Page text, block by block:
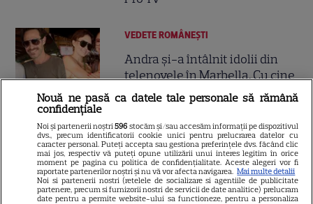
8
VEDETE ROMÂNEŞTI
Andra și-a întâlnit idolii din
telenovele în Marbella. Cu cine
a luat prânzul artista: „Îi
urmăream în urmă cu ani”
VEDETE ROMÂNEŞTI
Laura Cosoi, declarație
emoționantă după nașterea
Nouă ne pasă ca datele tale personale să rămână
confidențiale
Noi și partenerii noștri596 stocăm și/sau accesăm informații pe dispozitivul
dvs., precum identificatorii cookie unici pentru prelucrarea datelor cu
caracter personal. Puteți accepta sau gestiona preferințele dvs. făcând clic
mai jos, respectiv vă puteți opune utilizării unui interes legitim în orice
moment pe pagina cu politica de confidențialitate. Aceste alegeri vor fi
raportate partenerilor noștri și nu vă vor afecta navigarea. Mai multe detalii
Noi si partenerii nostri (retelele de socializare si agentiile de publicitate
partenere, precum si furnizorii nostri de servicii de date analitice) prelucram
date pentru a permite website-ului sa functioneze, pentru a personaliza